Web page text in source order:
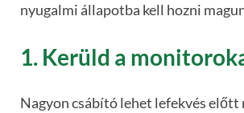
nyugalmi állapotba kell hozni
1. Kerüld a
Nagyon csábító lehet lefekvés előtt